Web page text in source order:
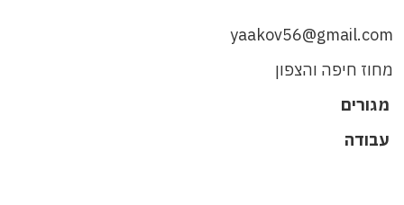
yaakov56@gmail.com
מחוז חיפה והצפון
מגורים
עבודה